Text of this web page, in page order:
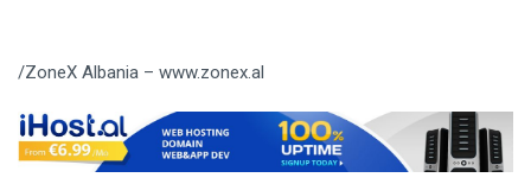
/ZoneX Albania – www.zonex.al